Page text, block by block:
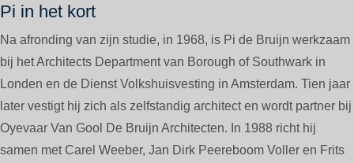
Pi in het kort
Na afronding van zijn studie, in 1968, is Pi de Bruijn werkzaam
bij het Architects Department van Borough of Southwark in
Londen en de Dienst Volkshuisvesting in Amsterdam. Tien jaar
later vestigt hij zich als zelfstandig architect en wordt partner bij
Oyevaar Van Gool De Bruijn Architecten. In 1988 richt hij
samen met Carel Weeber, Jan Dirk Peereboom Voller en Frits